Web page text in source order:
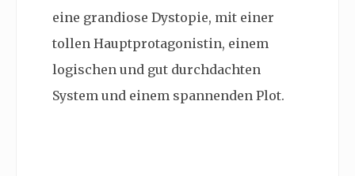
eine grandiose Dystopie, mit einer
tollen Hauptprotagonistin, einem
logischen und gut durchdachten
System und einem spannenden Plot.